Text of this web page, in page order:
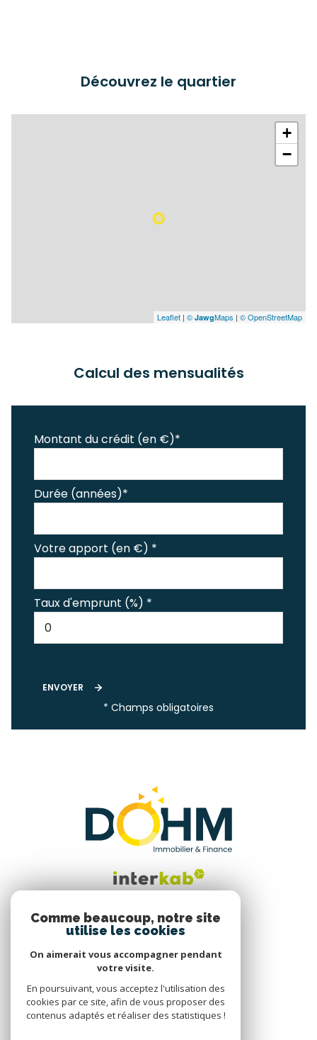
Découvrez le quartier
+
−
Leaflet | © JawgMaps | © OpenStreetMap
Calcul des mensualités
Montant du crédit (en €)*
Durée (années)*
Votre apport (en €) *
Taux d'emprunt (%) *
ENVOYER
* Champs obligatoires
Nous suivre
Comme beaucoup, notre site
utilise les cookies
On aimerait vous accompagner pendant
votre visite.
En poursuivant, vous acceptez l'utilisation des
cookies par ce site, afin de vous proposer des
contenus adaptés et réaliser des statistiques !